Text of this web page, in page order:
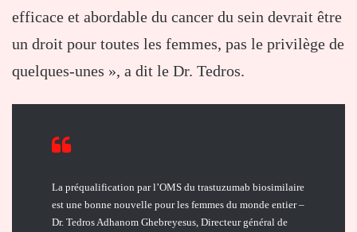
efficace et abordable du cancer du sein devrait être
un droit pour toutes les femmes, pas le privilège de
quelques-unes », a dit le Dr. Tedros.
La préqualification par l’OMS du trastuzumab biosimilaire
est une bonne nouvelle pour les femmes du monde entier –
Dr. Tedros Adhanom Ghebreyesus, Directeur général de